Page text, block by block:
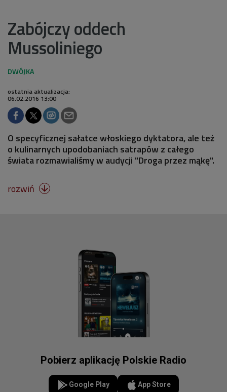
Zabójczy oddech
Mussoliniego
ostatnia aktualizacja:
06.02.2016 13:00
O specyficznej sałatce włoskiego dyktatora, ale też
o kulinarnych upodobaniach satrapów z całego
świata rozmawialiśmy w audycji "Droga przez mąkę".
rozwiń 
Pobierz aplikację Polskie Radio
Google Play App Store